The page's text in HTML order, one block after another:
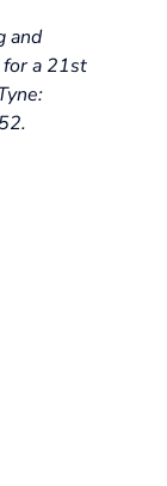
and
for a 21st